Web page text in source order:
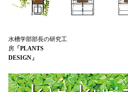
水槽学部部長の研究工
房「PLANTS
DESIGN」